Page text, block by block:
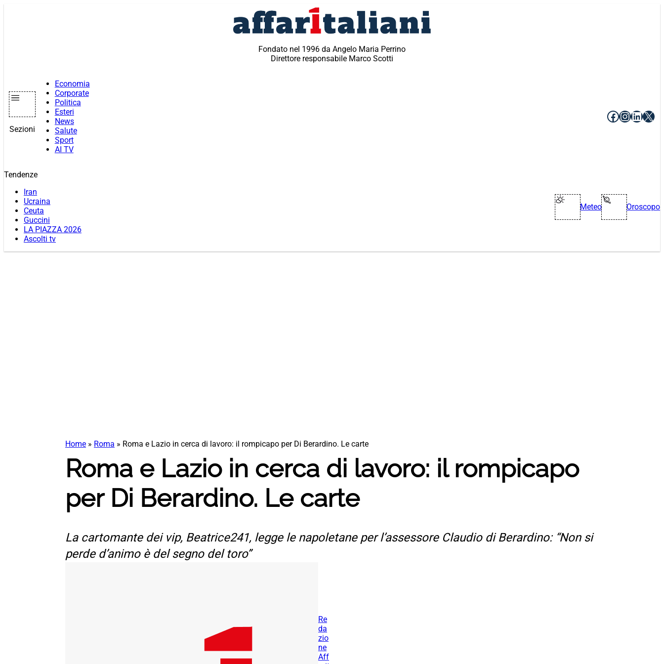
Fondato nel 1996 da Angelo Maria Perrino
Direttore responsabile Marco Scotti
Sezioni
Economia
Corporate
Politica
Esteri
News
Salute
Sport
AI TV
Facebook
X
Tendenze
Iran
Ucraina
Ceuta
Guccini
LA PIAZZA 2026
Ascolti tv
Meteo Oroscopo
Home » Roma » Roma e Lazio in cerca di lavoro: il rompicapo per Di Berardino. Le carte
Roma e Lazio in cerca di lavoro: il rompicapo
per Di Berardino. Le carte
La cartomante dei vip, Beatrice241, legge le napoletane per l’assessore Claudio di Berardino: “Non si
perde d’animo è del segno del toro”
Re
da
zio
ne
Aff